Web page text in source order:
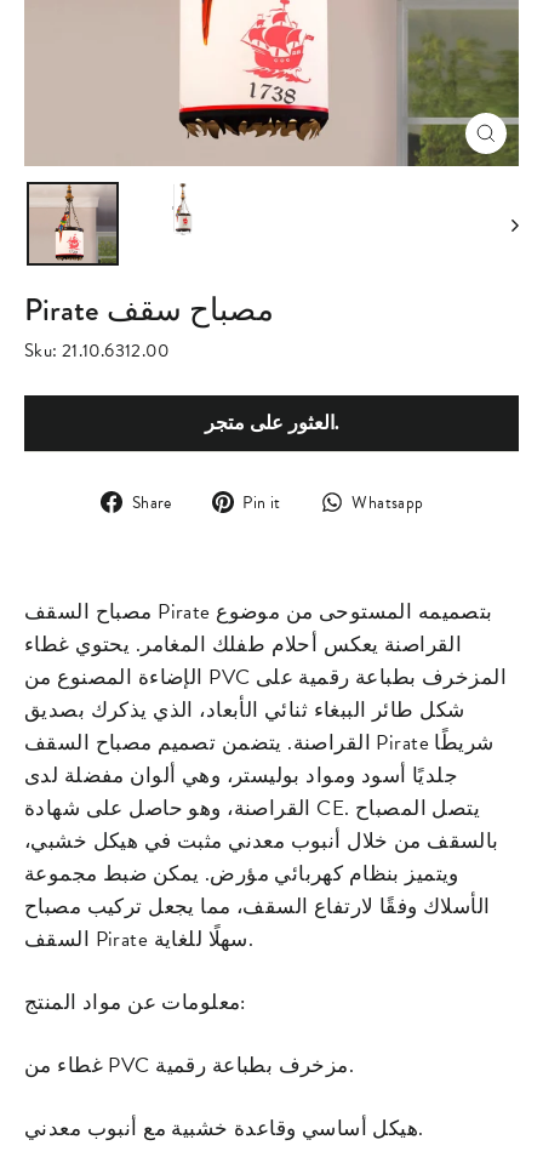
Close
(esc)
Pirate مصباح سقف
Sku: 21.10.6312.00
العثور على متجر.
Share
Share Pin it
Pin
Whatsapp
مصباح السقف Pirate بتصميمه المستوحى من موضوع
القراصنة يعكس أحلام طفلك المغامر. يحتوي غطاء
الإضاءة المصنوع من PVC المزخرف بطباعة رقمية على
شكل طائر الببغاء ثنائي الأبعاد، الذي يذكرك بصديق
القراصنة. يتضمن تصميم مصباح السقف Pirate شريطًا
جلديًا أسود ومواد بوليستر، وهي ألوان مفضلة لدى
القراصنة، وهو حاصل على شهادة CE. يتصل المصباح
بالسقف من خلال أنبوب معدني مثبت في هيكل خشبي،
ويتميز بنظام كهربائي مؤرض. يمكن ضبط مجموعة
الأسلاك وفقًا لارتفاع السقف، مما يجعل تركيب مصباح
السقف Pirate سهلًا للغاية.
معلومات عن مواد المنتج:
غطاء من PVC مزخرف بطباعة رقمية.
هيكل أساسي وقاعدة خشبية مع أنبوب معدني.